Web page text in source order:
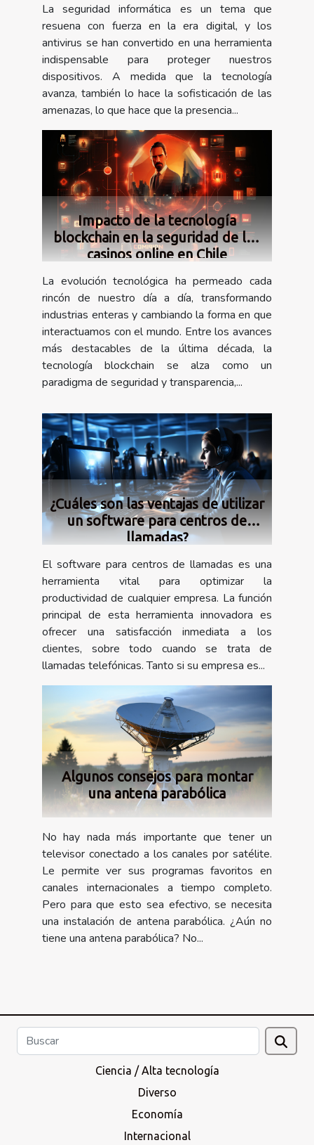
La seguridad informática es un tema que
resuena con fuerza en la era digital, y los
antivirus se han convertido en una herramienta
indispensable para proteger nuestros
dispositivos. A medida que la tecnología
avanza, también lo hace la sofisticación de las
amenazas, lo que hace que la presencia...
Impacto de la tecnología
blockchain en la seguridad de los
casinos online en Chile
La evolución tecnológica ha permeado cada
rincón de nuestro día a día, transformando
industrias enteras y cambiando la forma en que
interactuamos con el mundo. Entre los avances
más destacables de la última década, la
tecnología blockchain se alza como un
paradigma de seguridad y transparencia,...
¿Cuáles son las ventajas de utilizar
un software para centros de
llamadas?
El software para centros de llamadas es una
herramienta vital para optimizar la
productividad de cualquier empresa. La función
principal de esta herramienta innovadora es
ofrecer una satisfacción inmediata a los
clientes, sobre todo cuando se trata de
llamadas telefónicas. Tanto si su empresa es...
Algunos consejos para montar
una antena parabólica
No hay nada más importante que tener un
televisor conectado a los canales por satélite.
Le permite ver sus programas favoritos en
canales internacionales a tiempo completo.
Pero para que esto sea efectivo, se necesita
una instalación de antena parabólica. ¿Aún no
tiene una antena parabólica? No...
Ciencia / Alta tecnología
Diverso
Economía
Internacional